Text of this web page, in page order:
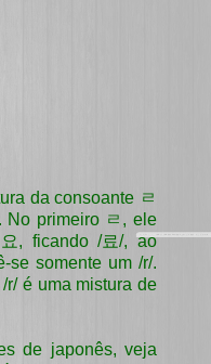
da consoante ㄹ
No primeiro ㄹ, ele
, ficando /료/, ao
se somente um /r/.
r/ é uma mistura de
de japonês, veja